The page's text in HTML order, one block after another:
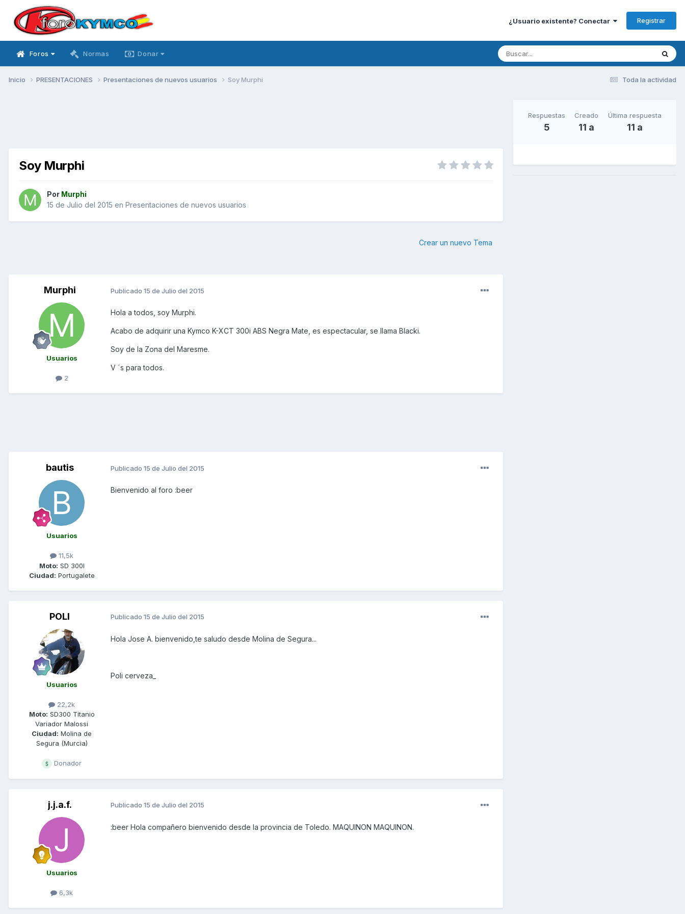
¿Usuario existente? Conectar Registrar
Foros Normas Donar
Toda la actividad
Inicio PRESENTACIONES Presentaciones de nuevos usuarios Soy Murphi
Soy Murphi
Por Murphi
15 de Julio del 2015 en Presentaciones de nuevos usuarios
Crear un nuevo Tema
Murphi
Usuarios
2
Publicado 15 de Julio del 2015
Hola a todos, soy Murphi.
Acabo de adquirir una Kymco K-XCT 300i ABS Negra Mate, es espectacular, se llama Blacki.
Soy de la Zona del Maresme.
V ´s para todos.
bautis
Usuarios
11,5k
Moto: SD 300I
Ciudad: Portugalete
Publicado 15 de Julio del 2015
Bienvenido al foro :beer
POLI
Usuarios
22,2k
Moto: SD300 Titanio
Variador Malossi
Ciudad: Molina de
Segura (Murcia)
Donador
Publicado 15 de Julio del 2015
Hola Jose A. bienvenido,te saludo desde Molina de Segura...
Poli cerveza_
j.j.a.f.
Usuarios
6,3k
Publicado 15 de Julio del 2015
:beer Hola compañero bienvenido desde la provincia de Toledo. MAQUINON MAQUINON.
Respuestas
5
Creado
11 a
Última respuesta
11 a